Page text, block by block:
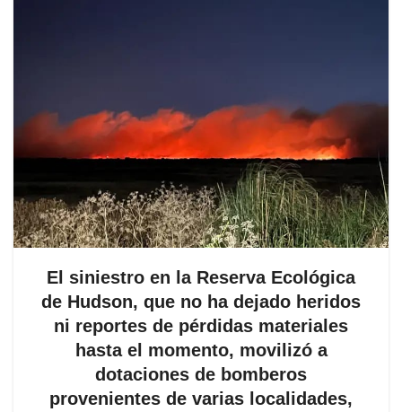
El siniestro en la Reserva Ecológica
de Hudson, que no ha dejado heridos
ni reportes de pérdidas materiales
hasta el momento, movilizó a
dotaciones de bomberos
provenientes de varias localidades,